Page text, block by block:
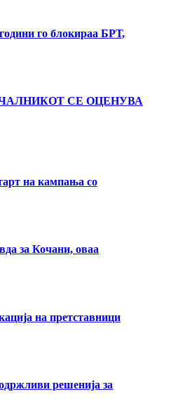
го блокираа БРТ,
СЕ ОЦЕНУВА
на кампања со
за Кочани, оваа
на претставници
решенија за